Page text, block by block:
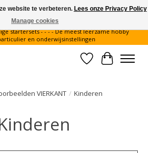
- - - - Legvoorbeelden gratis te
startersets - - - - De meest leerzame hobby
en onderwijsinstellingen
Verlanglijst
VIERKANT / Kinderen
website te verbeteren. Lees onze Privacy Policy
Manage cookies